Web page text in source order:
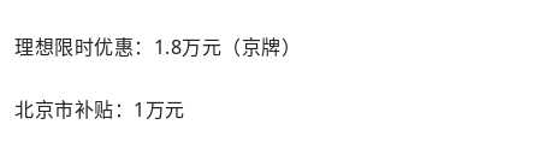
理想限时优惠：1.8万元（京牌）
北京市补贴：1万元